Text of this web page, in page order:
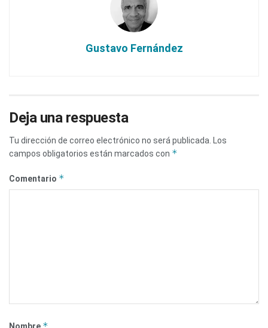
Gustavo Fernández
Deja una respuesta
Tu dirección de correo electrónico no será publicada.
Los
campos obligatorios están marcados con *
Comentario *
Nombre